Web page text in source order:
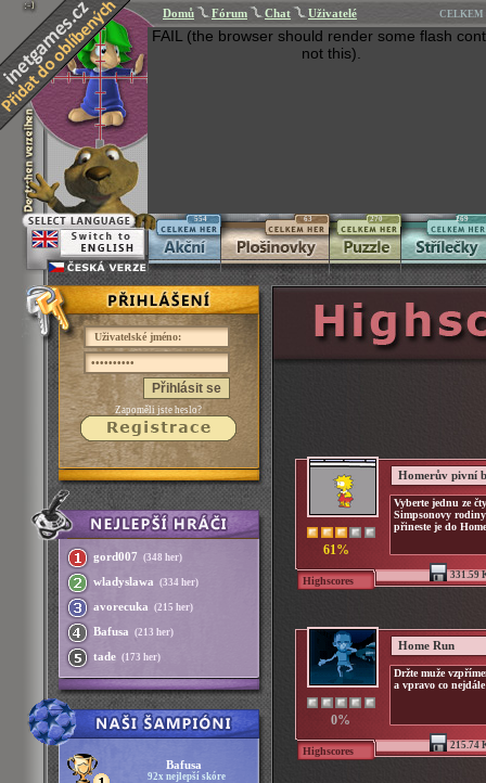
Domů Fórum Chat Uživatelé CELKEM
FAIL (the browser should render some flash
not this).
554 63 270 269
Přihlásit se
Zapoměli jste heslo?
gord007 (348 her)
wladyslawa (334 her)
avorecuka (215 her)
Bafusa (213 her)
tade (173 her)
Bafusa
92x nejlepší skóre
61%
Homerův pivní
Vyberte jednu ze
Simpsonovy
přineste je do
Highscores 331.59
0%
Home Run
Držte muže
a vpravo co nejdále
Highscores 215.74